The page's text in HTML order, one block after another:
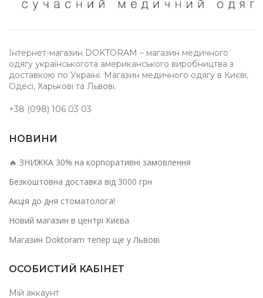
Інтернет-магазин DOKTORAM – магазин медичного
одягу українськогота американського виробництва з
доставкою по Україні. Магазин медичного одягу в Києві,
Одесі, Харькові та Львові.
+38 (098) 106 03 03
НОВИНИ
🔥 ЗНИЖКА 30% на корпоративні замовлення
Безкоштовна доставка від 3000 грн
Акція до дня стоматолога!
Новий магазин в центрі Києва
Магазин Doktoram тепер ще у Львові
ОСОБИСТИЙ КАБІНЕТ
Мій аккаунт